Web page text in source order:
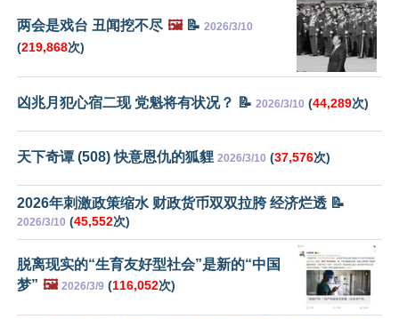
两会是戏台 丑闻挖不尽 🖼️📝 2026/3/10
(219,868次)
凶兆月犯心宿二现 党魁将有状况？ 📝 2026/3/10 (44,289次)
天下奇谭 (508) 快意恩仇的狐貍 2026/3/10 (37,576次)
2026年刺激政策缩水 财政货币双双拉胯 经济烂透 📝
2026/3/10 (45,552次)
脱离现实的“生育友好型社会”是新的“中国
梦” 🖼️ 2026/3/9 (116,052次)